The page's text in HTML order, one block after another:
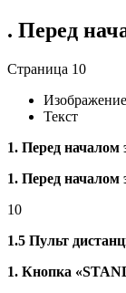
. Перед
Страница 10
Изображение
Текст
1. Перед началом
1. Перед началом
10
1.5 Пульт
1. Кнопка